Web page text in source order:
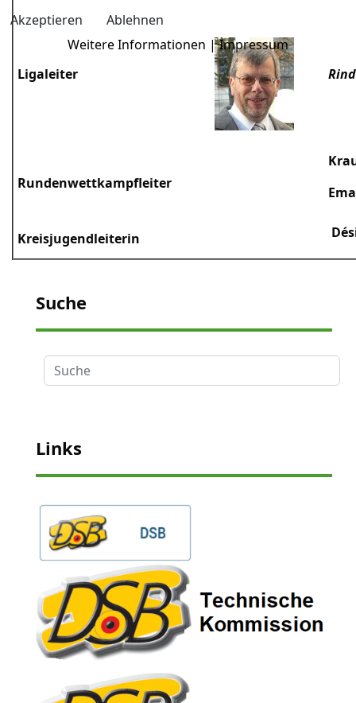
Ligaleiter
Rundenwettkampfleiter
Kreisjugendleiterin
Suche
Suche
Links
Akzeptieren
Ablehnen
Weitere Informationen |Impressum